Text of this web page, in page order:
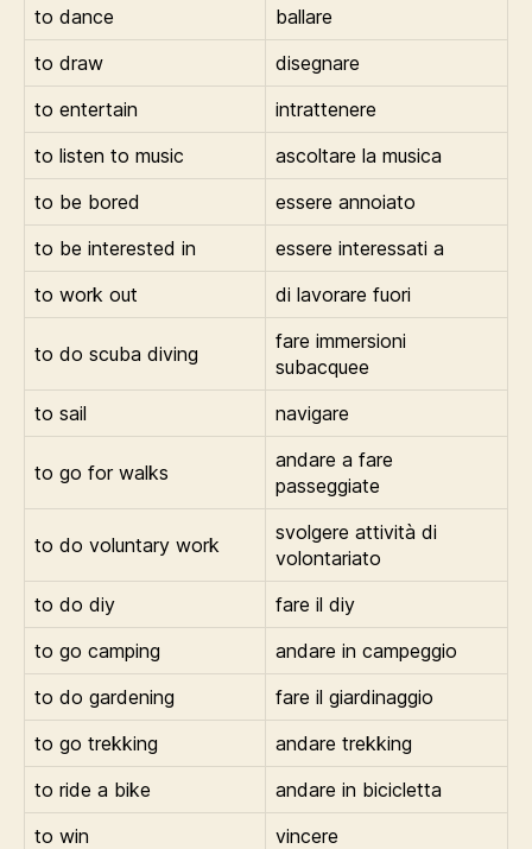
to dance
ballare
to draw
disegnare
to entertain
intrattenere
to listen to music
ascoltare la musica
to be bored
essere annoiato
to be interested in
essere interessati a
to work out
di lavorare fuori
to do scuba diving
fare immersioni
subacquee
to sail
navigare
to go for walks
andare a fare
passeggiate
to do voluntary work
svolgere attività di
volontariato
to do diy
fare il diy
to go camping
andare in campeggio
to do gardening
fare il giardinaggio
to go trekking
andare trekking
to ride a bike
andare in bicicletta
to win
vincere